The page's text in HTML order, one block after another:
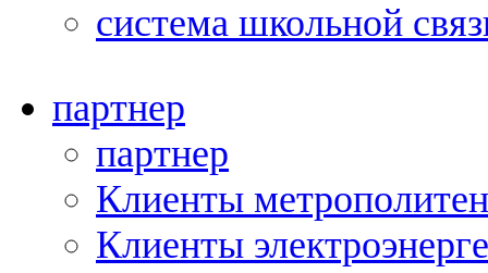
система школьной
партнер
партнер
Клиенты
Клиенты